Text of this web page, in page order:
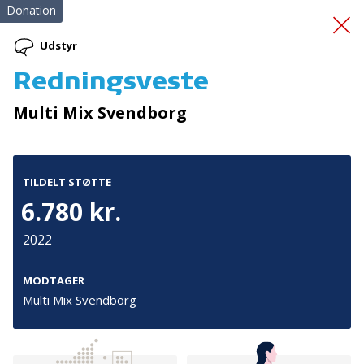
Samtale/netværksgrupp
Donation
Udstyr
Redningsveste
Multi Mix Svendborg
TILDELT STØTTE
6.780 kr.
2022
MODTAGER
Multi Mix Svendborg
Tilmeld nyhedsbrev
De seneste nyheder om TrygFondens og TryghedsGruppens
aktiviteter direkte i din indbakke.